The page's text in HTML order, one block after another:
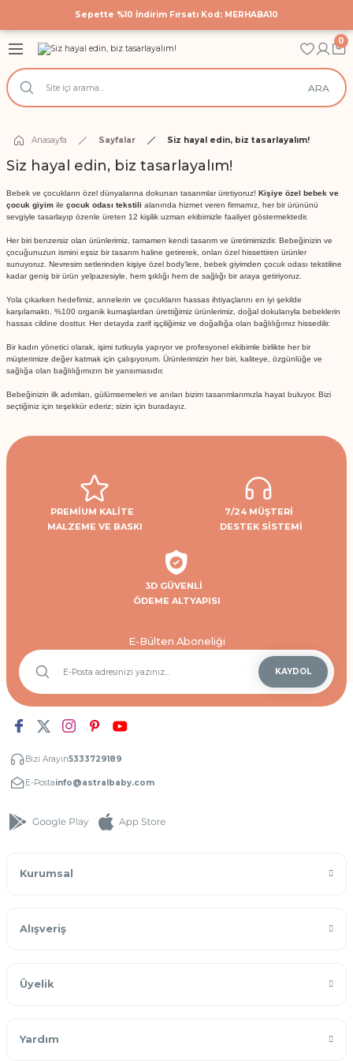
Sepette %10 İndirim Fırsatı Kod: MERHABA10
Geri Dön
Çıkış Setleri
Çıkış Seti
Geri Dön
Tekstili
Nevresim Takımları
Nevresim Takımları
Nevresim Takımları
Örtüleri
Geri Dön
Giyim
Bodyler
Doğum Günü Body ve Tulumlar
ARA
0
Anasayfa Sayfalar Siz hayal edin, biz tasarlayalım!
Siz hayal edin, biz tasarlayalım!
Bebek ve çocukların özel dünyalarına dokunan tasarımlar üretiyoruz! Kişiye özel bebek ve
çocuk giyim ile çocuk odası tekstili alanında hizmet veren firmamız, her bir ürününü
sevgiyle tasarlayıp özenle üreten 12 kişilik uzman ekibimizle faaliyet göstermektedir.
Her biri benzersiz olan ürünlerimiz, tamamen kendi tasarım ve üretimimizdir. Bebeğinizin ve
çocuğunuzun ismini eşsiz bir tasarım haline getirerek, onları özel hissettiren ürünler
sunuyoruz. Nevresim setlerinden kişiye özel body’lere, bebek giyimden çocuk odası tekstiline
kadar geniş bir ürün yelpazesiyle, hem şıklığı hem de sağlığı bir araya getiriyoruz.
Yola çıkarken hedefimiz, annelerin ve çocukların hassas ihtiyaçlarını en iyi şekilde
karşılamaktı. %100 organik kumaşlardan ürettiğimiz ürünlerimiz, doğal dokularıyla bebeklerin
hassas cildine dosttur. Her detayda zarif işçiliğimiz ve doğallığa olan bağlılığımız hissedilir.
Bir kadın yönetici olarak, işimi tutkuyla yapıyor ve profesyonel ekibimle birlikte her bir
müşterimize değer katmak için çalışıyorum. Ürünlerimizin her biri, kaliteye, özgünlüğe ve
sağlığa olan bağlılığımızın bir yansımasıdır.
Bebeğinizin ilk adımları, gülümsemeleri ve anıları bizim tasarımlarımızla hayat buluyor. Bizi
seçtiğiniz için teşekkür ederiz; sizin için buradayız.
PREMİUM KALİTE
MALZEME VE BASKI
7/24 MÜŞTERİ
DESTEK SİSTEMİ
3D GÜVENLİ
ÖDEME ALTYAPISI
E-Bülten Aboneliği
KAYDOL
Bizi Arayın5333729189
E-Postainfo@astralbaby.com
Kurumsal
Alışveriş
Üyelik
Yardım